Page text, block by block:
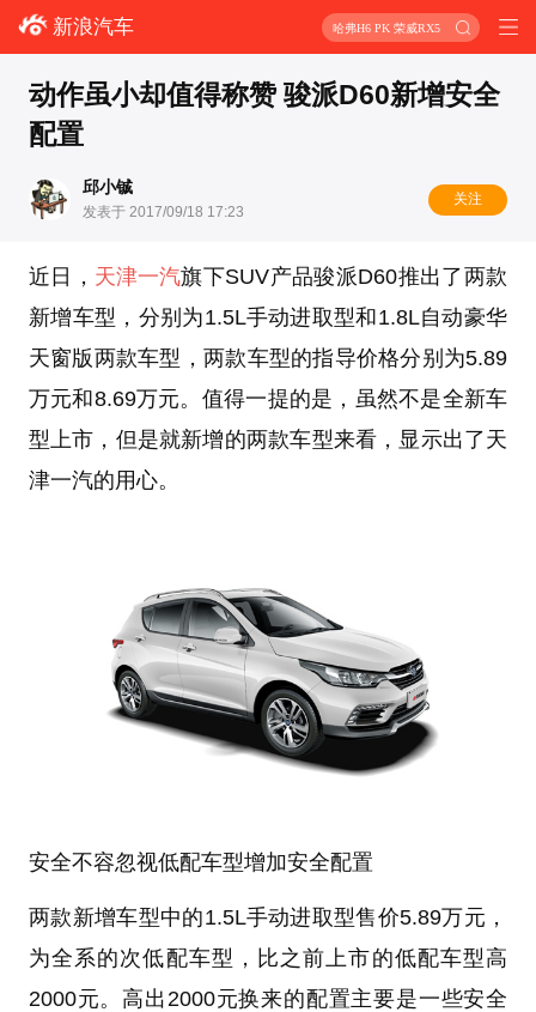
新浪汽车 哈弗H6 PK 荣威RX5
动作虽小却值得称赞 骏派D60新增安全
配置
邱小铖
发表于 2017/09/18 17:23
关注
近日， 天津一汽旗下SUV产品骏派D60推出了两款
新增车型，分别为1.5L手动进取型和1.8L自动豪华
天窗版两款车型，两款车型的指导价格分别为5.89
万元和8.69万元。值得一提的是，虽然不是全新车
型上市，但是就新增的两款车型来看，显示出了天
津一汽的用心。
安全不容忽视低配车型增加安全配置
两款新增车型中的1.5L手动进取型售价5.89万元，
为全系的次低配车型，比之前上市的低配车型高
2000元。高出2000元换来的配置主要是一些安全